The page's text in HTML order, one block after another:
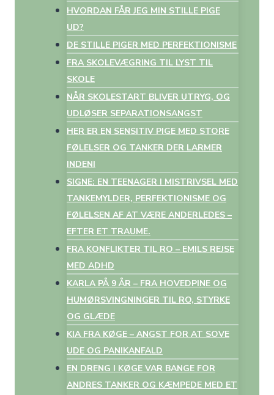
HVORDAN FÅR JEG MIN STILLE PIGE
UD?
DE STILLE PIGER MED PERFEKTIONISME
FRA SKOLEVÆGRING TIL LYST TIL
SKOLE
NÅR SKOLESTART BLIVER UTRYG, OG
UDLØSER SEPARATIONSANGST
HER ER EN SENSITIV PIGE MED STORE
FØLELSER OG TANKER DER LARMER
INDENI
SIGNE: EN TEENAGER I MISTRIVSEL MED
TANKEMYLDER, PERFEKTIONISME OG
FØLELSEN AF AT VÆRE ANDERLEDES –
EFTER ET TRAUME.
FRA KONFLIKTER TIL RO – EMILS REJSE
MED ADHD
KARLA PÅ 9 ÅR – FRA HOVEDPINE OG
HUMØRSVINGNINGER TIL RO, STYRKE
OG GLÆDE
KIA FRA KØGE – ANGST FOR AT SOVE
UDE OG PANIKANFALD
EN DRENG I KØGE VAR BANGE FOR
ANDRES TANKER OG KÆMPEDE MED ET